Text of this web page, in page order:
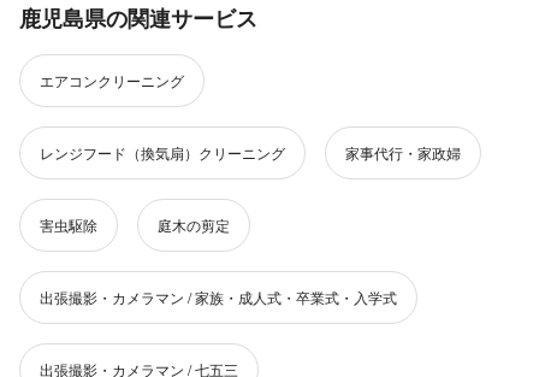
鹿児島県の関連サービス
エアコンクリーニング
レンジフード（換気扇）クリーニング 家事代行・家政婦
害虫駆除 庭木の剪定
出張撮影・カメラマン / 家族・成人式・卒業式・入学式
出張撮影・カメラマン / 七五三